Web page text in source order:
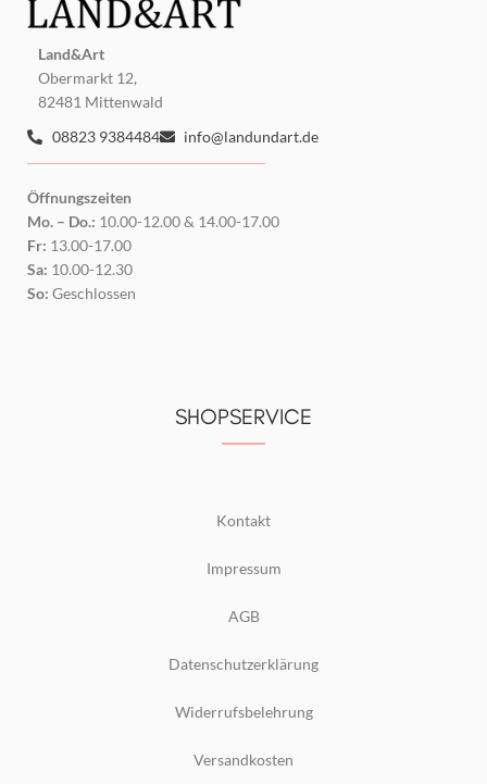
Land&Art
Obermarkt 12,
82481 Mittenwald
08823 9384484
info@landundart.de
Öffnungszeiten
Mo. – Do.: 10.00-12.00 & 14.00-17.00
Fr: 13.00-17.00
Sa: 10.00-12.30
So: Geschlossen
SHOPSERVICE
Kontakt
Impressum
AGB
Datenschutzerklärung
Widerrufsbelehrung
Versandkosten